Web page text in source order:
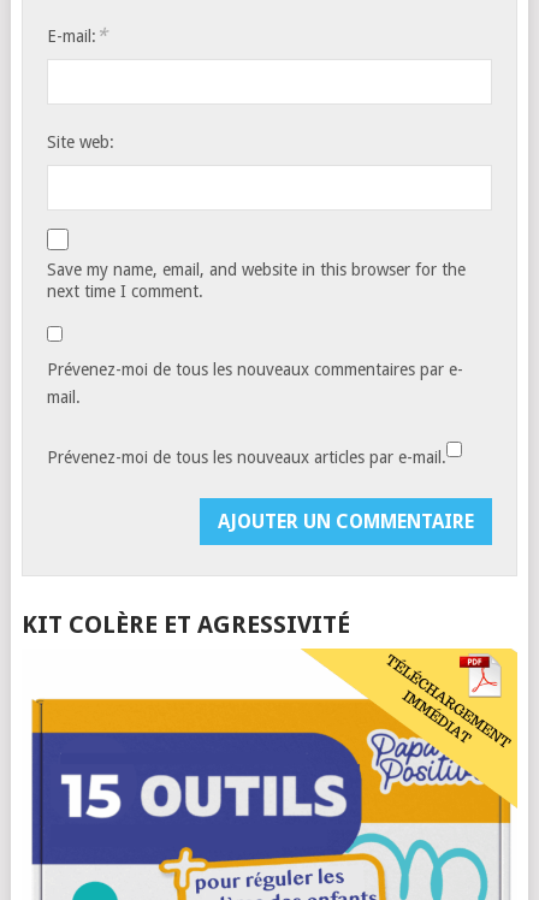
E-mail: *
Site web:
Save my name, email, and website in this browser for the
next time I comment.
Prévenez-moi de tous les nouveaux commentaires par e-
mail.
Prévenez-moi de tous les nouveaux articles par e-mail.
KIT COLÈRE ET AGRESSIVITÉ